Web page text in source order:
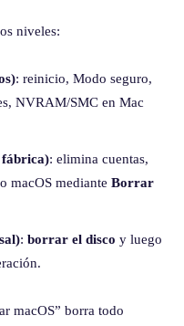
niveles:
: reinicio, Modo seguro,
NVRAM/SMC en Mac
fábrica): elimina cuentas,
macOS mediante Borrar
: borrar el disco y luego
macOS” borra todo